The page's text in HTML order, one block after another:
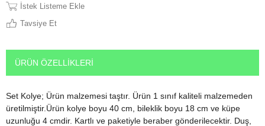
İstek Listeme Ekle
Tavsiye Et
ÜRÜN ÖZELLIKLERI
Set Kolye; Ürün malzemesi taştır. Ürün 1 sınıf kaliteli malzemeden
üretilmiştir.Ürün kolye boyu 40 cm, bileklik boyu 18 cm ve küpe
uzunluğu 4 cmdir. Kartlı ve paketiyle beraber gönderilecektir. Duş,